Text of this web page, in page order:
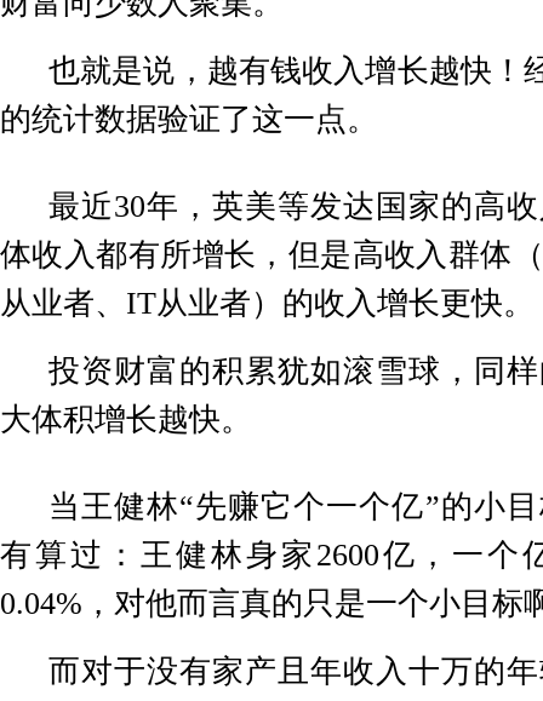
也就是说，越有钱收入增长越快！
的统计数据验证了这一点。
最近30年，英美等发达国家的高
体收入都有所增长，但是高收入群体
从业者、 IT从业者）的收入增长更快。
投资财富的积累犹如滚雪球，同
大体积增长越快。
当王健林“先赚它个一个亿”的小
有算过：王健林身家 2600亿，一个
0.04% ，对他而言真的只是一个小目标
而对于没有家产且年收入十万的